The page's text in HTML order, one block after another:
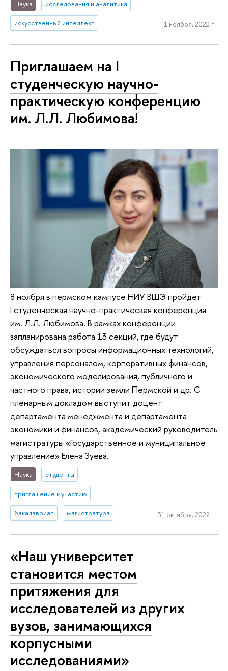
Наука исследования и аналитика
искусственный интеллект 1 ноября, 2022 г.
Приглашаем на I
студенческую научно-
практическую конференцию
им. Л.Л. Любимова!
8 ноября в пермском кампусе НИУ ВШЭ пройдет
I студенческая научно-практическая конференция
им. Л.Л. Любимова. В рамках конференции
запланирована работа 13 секций, где будут
обсуждаться вопросы информационных технологий,
управления персоналом, корпоративных финансов,
экономического моделирования, публичного и
частного права, истории земли Пермской и др. С
пленарным докладом выступит доцент
департамента менеджмента и департамента
экономики и финансов, академический руководитель
магистратуры «Государственное и муниципальное
управление» Елена Зуева.
Наука студенты
приглашение к участию
бакалавриат магистратура 31 октября, 2022 г.
«Наш университет
становится местом
притяжения для
исследователей из других
вузов, занимающихся
корпусными
исследованиями»